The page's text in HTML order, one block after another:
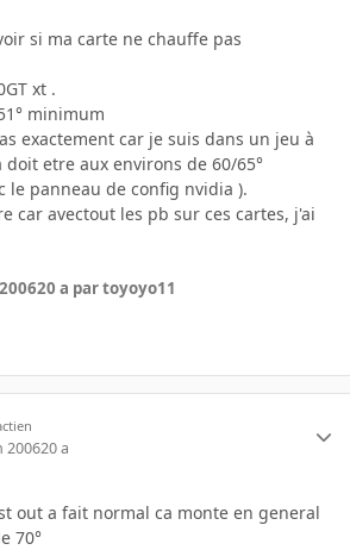
si ma carte ne chauffe pas
xt .
minimum
exactement car je suis dans un jeu à
etre aux environs de 60/65°
le panneau de config nvidia ).
car avectout les pb sur ces cartes, j'ai
20 a par toyoyo11
200620 a
out a fait normal ca monte en general
70°